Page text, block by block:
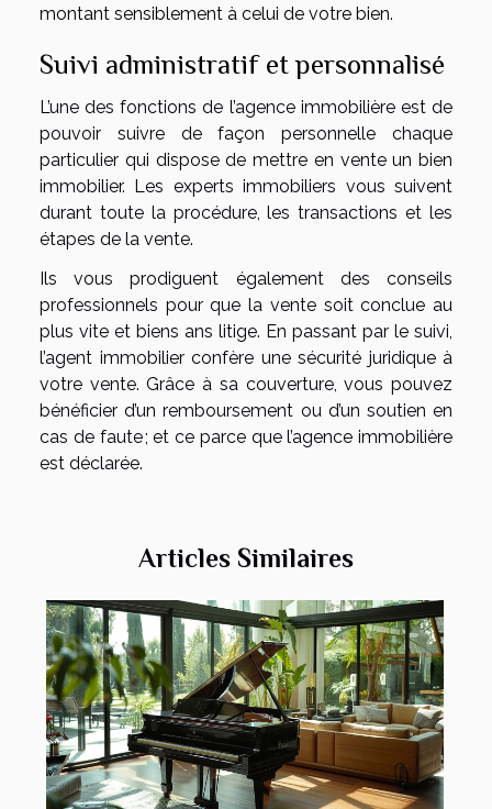
montant sensiblement à celui de votre bien.
Suivi administratif et personnalisé
L’une des fonctions de l’agence immobilière est de
pouvoir suivre de façon personnelle chaque
particulier qui dispose de mettre en vente un bien
immobilier. Les experts immobiliers vous suivent
durant toute la procédure, les transactions et les
étapes de la vente.
Ils vous prodiguent également des conseils
professionnels pour que la vente soit conclue au
plus vite et biens ans litige. En passant par le suivi,
l’agent immobilier confère une sécurité juridique à
votre vente. Grâce à sa couverture, vous pouvez
bénéficier d’un remboursement ou d’un soutien en
cas de faute ; et ce parce que l’agence immobilière
est déclarée.
Articles Similaires